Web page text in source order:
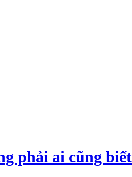
phải ai cũng biết